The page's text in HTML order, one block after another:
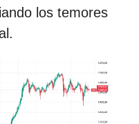
los temores